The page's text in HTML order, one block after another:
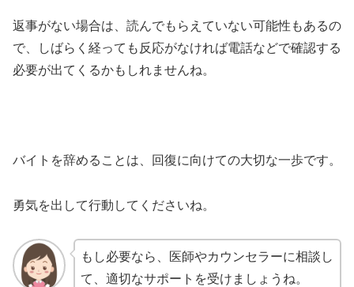
返事がない場合は、読んでもらえていない可能性もあるの
で、しばらく経っても反応がなければ電話などで確認する
必要が出てくるかもしれませんね。
バイトを辞めることは、回復に向けての大切な一歩です。
勇気を出して行動してくださいね。
もし必要なら、医師やカウンセラーに相談し
て、適切なサポートを受けましょうね。